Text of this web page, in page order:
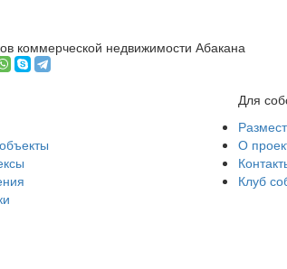
коммерческой недвижимости Абакана
Для
О
Клуб